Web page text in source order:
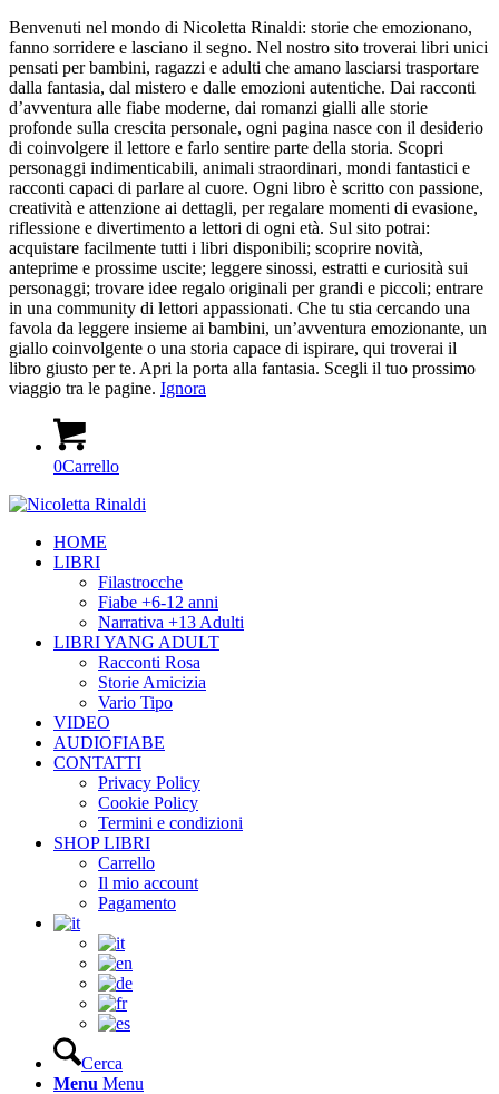
Benvenuti nel mondo di Nicoletta Rinaldi: storie che emozionano,
fanno sorridere e lasciano il segno. Nel nostro sito troverai libri unici
pensati per bambini, ragazzi e adulti che amano lasciarsi trasportare
dalla fantasia, dal mistero e dalle emozioni autentiche. Dai racconti
d’avventura alle fiabe moderne, dai romanzi gialli alle storie
profonde sulla crescita personale, ogni pagina nasce con il desiderio
di coinvolgere il lettore e farlo sentire parte della storia. Scopri
personaggi indimenticabili, animali straordinari, mondi fantastici e
racconti capaci di parlare al cuore. Ogni libro è scritto con passione,
creatività e attenzione ai dettagli, per regalare momenti di evasione,
riflessione e divertimento a lettori di ogni età. Sul sito potrai:
acquistare facilmente tutti i libri disponibili; scoprire novità,
anteprime e prossime uscite; leggere sinossi, estratti e curiosità sui
personaggi; trovare idee regalo originali per grandi e piccoli; entrare
in una community di lettori appassionati. Che tu stia cercando una
favola da leggere insieme ai bambini, un’avventura emozionante, un
giallo coinvolgente o una storia capace di ispirare, qui troverai il
libro giusto per te. Apri la porta alla fantasia. Scegli il tuo prossimo
viaggio tra le pagine. Ignora
0Carrello
HOME
LIBRI
Filastrocche
Fiabe +6-12 anni
Narrativa +13 Adulti
LIBRI YANG ADULT
Racconti Rosa
Storie Amicizia
Vario Tipo
VIDEO
AUDIOFIABE
CONTATTI
Privacy Policy
Cookie Policy
Termini e condizioni
SHOP LIBRI
Carrello
Il mio account
Pagamento
Cerca
Menu Menu